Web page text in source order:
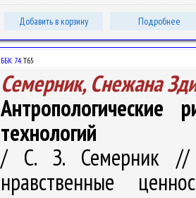
Добавить в корзину Подробнее
ББК 74.Т65
Семерник, Снежана
Антропологические
технологий
/ С. З. Семерник //
нравственные